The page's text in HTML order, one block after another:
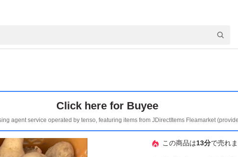
Click here for Buyee
agent service operated by tenso, featuring items from JDirectItems Fleamarket
この商品は13分で売れ